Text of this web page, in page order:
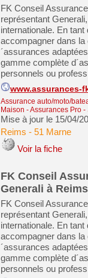
FK Conseil
représentant
internationale. En
accompagner dans
´assurances
gamme complète
personnels ou
www.assurances-
Assurance auto/moto/
Maison - Assurances Pro-
Mise à jour le 15/04/
Reims - 51 Marne
Voir la fiche
FK Conseil
Generali à Reims
FK Conseil
représentant
internationale. En
accompagner dans
´assurances
gamme complète
personnels ou